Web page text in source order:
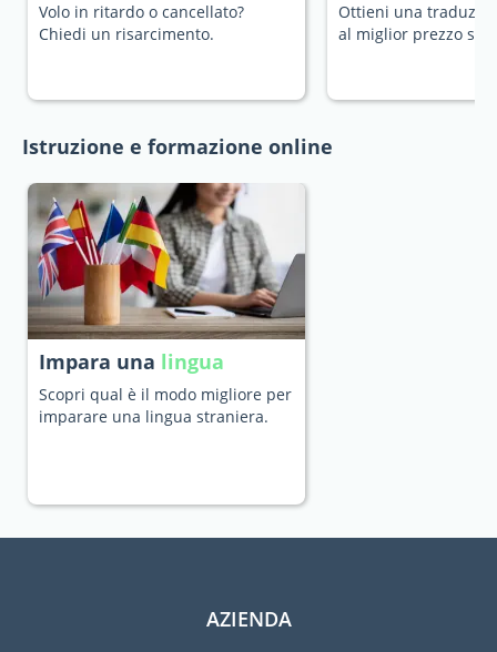
Volo in ritardo o cancellato?
Chiedi un risarcimento.
Ottieni una
al miglior prezzo sul
Istruzione e formazione online
Impara una lingua
Scopri qual è il modo migliore per
imparare una lingua straniera.
AZIENDA